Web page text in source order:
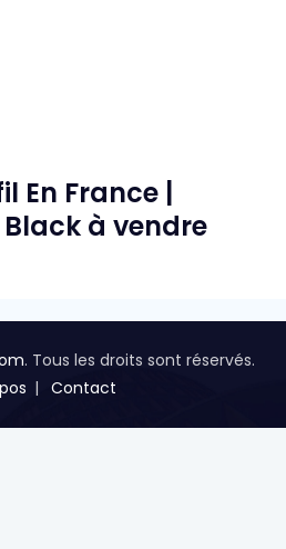
En France |
à vendre
. Tous les droits sont réservés.
Contact